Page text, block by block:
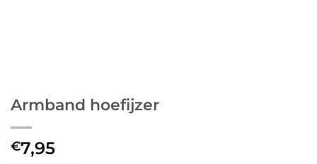
Armband hoefijzer
€7,95